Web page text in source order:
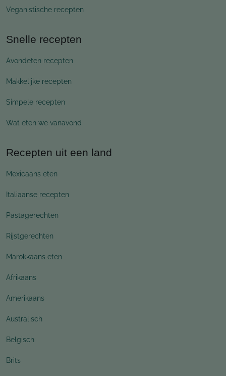
Veganistische recepten
Snelle recepten
Avondeten recepten
Makkelijke recepten
Simpele recepten
Wat eten we vanavond
Recepten uit een land
Mexicaans eten
Italiaanse recepten
Pastagerechten
Rijstgerechten
Marokkaans eten
Afrikaans
Amerikaans
Australisch
Belgisch
Brits